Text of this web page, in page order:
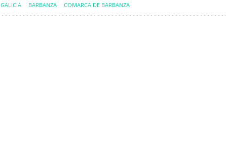
GALICIA BARBANZA COMARCA DE BARBANZA